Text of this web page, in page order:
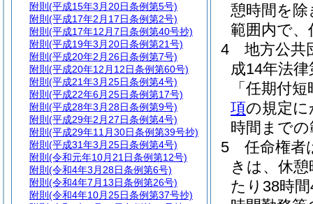
憩時間を
範囲内で
4
地方公共
成14年法律
「任期付
項の規定
時間まで
5
任命権者
きは、休
たり38時
附則 (平成15年3月20日条例第5号)
附則 (平成17年2月17日条例第2号)
附則 (平成17年12月7日条例第40号抄)
附則 (平成19年3月20日条例第21号)
附則 (平成20年2月26日条例第7号)
附則 (平成20年12月12日条例第60号)
附則 (平成21年3月25日条例第4号)
附則 (平成22年6月25日条例第17号)
附則 (平成28年3月28日条例第9号)
附則 (平成29年2月27日条例第4号)
附則 (平成29年11月30日条例第39号抄)
附則 (平成31年3月25日条例第4号)
附則 (令和元年10月21日条例第12号)
附則 (令和4年3月28日条例第6号)
附則 (令和4年7月13日条例第26号)
附則 (令和4年10月25日条例第37号抄)